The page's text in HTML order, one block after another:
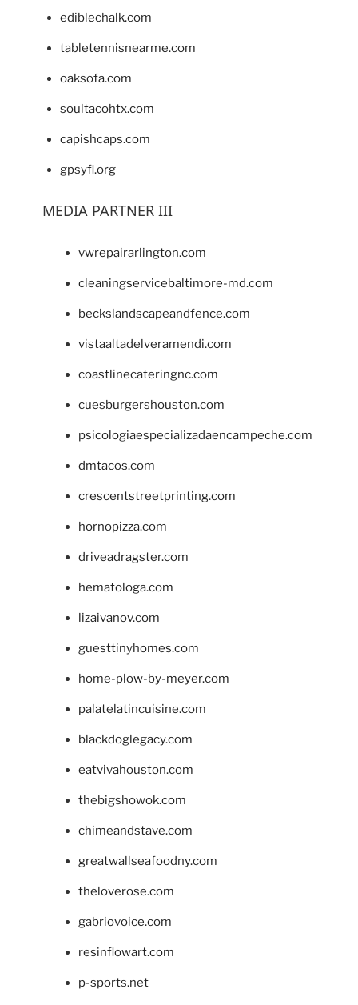
ediblechalk.com
tabletennisnearme.com
oaksofa.com
soultacohtx.com
capishcaps.com
gpsyfl.org
MEDIA PARTNER III
vwrepairarlington.com
cleaningservicebaltimore-md.com
beckslandscapeandfence.com
vistaaltadelveramendi.com
coastlinecateringnc.com
cuesburgershouston.com
psicologiaespecializadaencampeche.com
dmtacos.com
crescentstreetprinting.com
hornopizza.com
driveadragster.com
hematologa.com
lizaivanov.com
guesttinyhomes.com
home-plow-by-meyer.com
palatelatincuisine.com
blackdoglegacy.com
eatvivahouston.com
thebigshowok.com
chimeandstave.com
greatwallseafoodny.com
theloverose.com
gabriovoice.com
resinflowart.com
p-sports.net